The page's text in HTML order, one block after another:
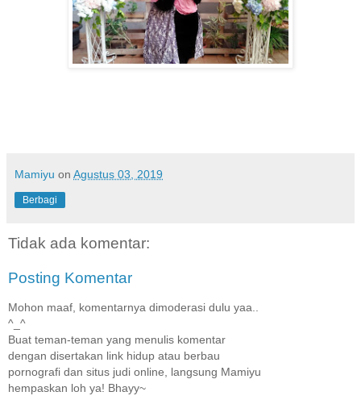
Mamiyu on Agustus 03, 2019
Berbagi
Tidak ada komentar:
Posting Komentar
Mohon maaf, komentarnya dimoderasi dulu yaa..
^_^
Buat teman-teman yang menulis komentar
dengan disertakan link hidup atau berbau
pornografi dan situs judi online, langsung Mamiyu
hempaskan loh ya! Bhayy~